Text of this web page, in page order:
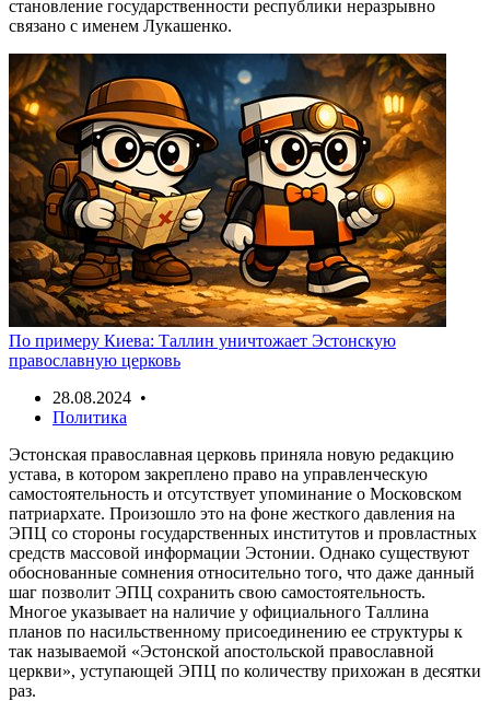
становление государственности республики неразрывно
связано с именем Лукашенко.
По примеру Киева: Таллин уничтожает Эстонскую
православную церковь
28.08.2024 •
Политика
Эстонская православная церковь приняла новую редакцию
устава, в котором закреплено право на управленческую
самостоятельность и отсутствует упоминание о Московском
патриархате. Произошло это на фоне жесткого давления на
ЭПЦ со стороны государственных институтов и провластных
средств массовой информации Эстонии. Однако существуют
обоснованные сомнения относительно того, что даже данный
шаг позволит ЭПЦ сохранить свою самостоятельность.
Многое указывает на наличие у официального Таллина
планов по насильственному присоединению ее структуры к
так называемой «Эстонской апостольской православной
церкви», уступающей ЭПЦ по количеству прихожан в десятки
раз.